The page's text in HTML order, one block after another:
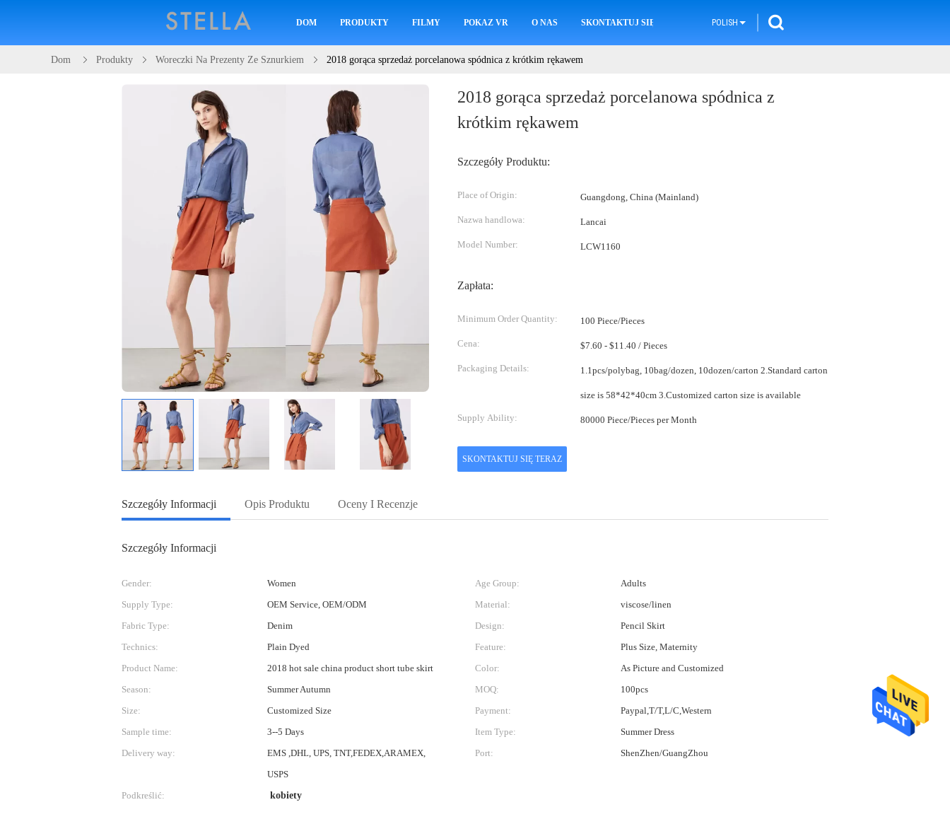
DOM PRODUKTY FILMY POKAZ VR O NAS SKONTAKTUJ SIĘ Z NAMI POLISH
Dom Produkty Woreczki Na Prezenty Ze Sznurkiem 2018 gorąca sprzedaż porcelanowa spódnica z krótkim rękawem
2018 gorąca sprzedaż porcelanowa spódnica z
krótkim rękawem
Szczegóły Produktu:
Place of Origin: Guangdong, China (Mainland)
Nazwa handlowa: Lancai
Model Number: LCW1160
Zapłata:
Minimum Order Quantity: 100 Piece/Pieces
Cena: $7.60 - $11.40 / Pieces
Packaging Details: 1.1pcs/polybag, 10bag/dozen, 10dozen/carton 2.Standard carton
size is 58*42*40cm 3.Customized carton size is available
Supply Ability: 80000 Piece/Pieces per Month
SKONTAKTUJ SIĘ TERAZ
Szczegóły Informacji Opis Produktu Oceny I Recenzje
Szczegóły Informacji
Gender: Women Age Group:
Adults
Supply Type:
OEM Service, OEM/ODM Material:
viscose/linen
Fabric Type:
Denim Design:
Pencil Skirt
Technics:
Plain Dyed Feature:
Plus Size, Maternity
Product Name:
2018 hot sale china product short tube skirt Color:
As Picture and Customized
Season:
Summer Autumn MOQ:
100pcs
Size:
Customized Size Payment:
Paypal,T/T,L/C,Western
Sample time:
3--5 Days Item Type:
Summer Dress
Delivery way:
EMS ,DHL, UPS, TNT,FEDEX,ARAMEX,
USPS
Port: ShenZhen/GuangZhou
Podkreślić: kobiety